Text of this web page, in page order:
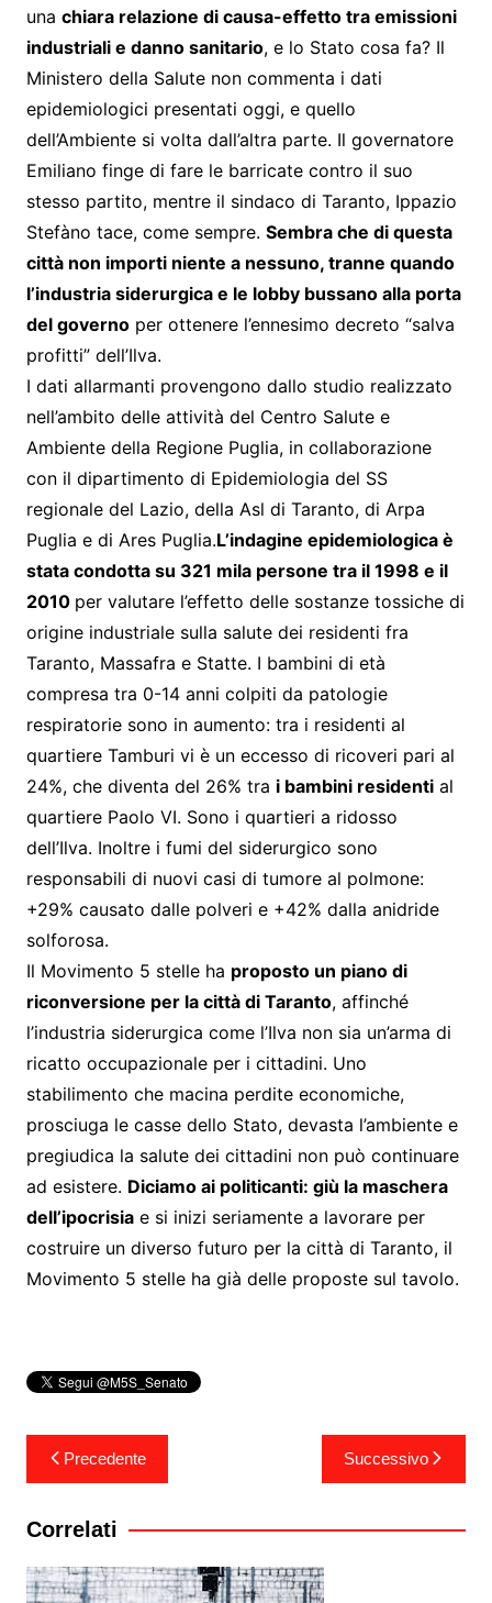
una chiara relazione di causa-effetto tra emissioni
industriali e danno sanitario, e lo Stato cosa fa? Il
Ministero della Salute non commenta i dati
epidemiologici presentati oggi, e quello
dell’Ambiente si volta dall’altra parte. Il governatore
Emiliano finge di fare le barricate contro il suo
stesso partito, mentre il sindaco di Taranto, Ippazio
Stefàno tace, come sempre. Sembra che di questa
città non importi niente a nessuno, tranne quando
l’industria siderurgica e le lobby bussano alla porta
del governoper ottenere l’ennesimo decreto “salva
profitti” dell’Ilva.
I dati allarmanti provengono dallo studio realizzato
nell’ambito delle attività del Centro Salute e
Ambiente della Regione Puglia, in collaborazione
con il dipartimento di Epidemiologia del SS
regionale del Lazio, della Asl di Taranto, di Arpa
Puglia e di Ares Puglia.L’indagine epidemiologica è
stata condotta su 321 mila persone tra il 1998 e il
2010 per valutare l’effetto delle sostanze tossiche di
origine industriale sulla salute dei residenti fra
Taranto, Massafra e Statte. I bambini di età
compresa tra 0-14 anni colpiti da patologie
respiratorie sono in aumento: tra i residenti al
quartiere Tamburi vi è un eccesso di ricoveri pari al
24%, che diventa del 26% tra i bambini residential
quartiere Paolo VI. Sono i quartieri a ridosso
dell’Ilva. Inoltre i fumi del siderurgico sono
responsabili di nuovi casi di tumore al polmone:
+29% causato dalle polveri e +42% dalla anidride
solforosa.
Il Movimento 5 stelle ha proposto un piano di
riconversione per la città di Taranto, affinché
l’industria siderurgica come l’Ilva non sia un’arma di
ricatto occupazionale per i cittadini. Uno
stabilimento che macina perdite economiche,
prosciuga le casse dello Stato, devasta l’ambiente e
pregiudica la salute dei cittadini non può continuare
ad esistere. Diciamo ai politicanti: giù la maschera
dell’ipocrisiae si inizi seriamente a lavorare per
costruire un diverso futuro per la città di Taranto, il
Movimento 5 stelle ha già delle proposte sul tavolo.
Navigazione
articoli
Precedente Successivo
Correlati